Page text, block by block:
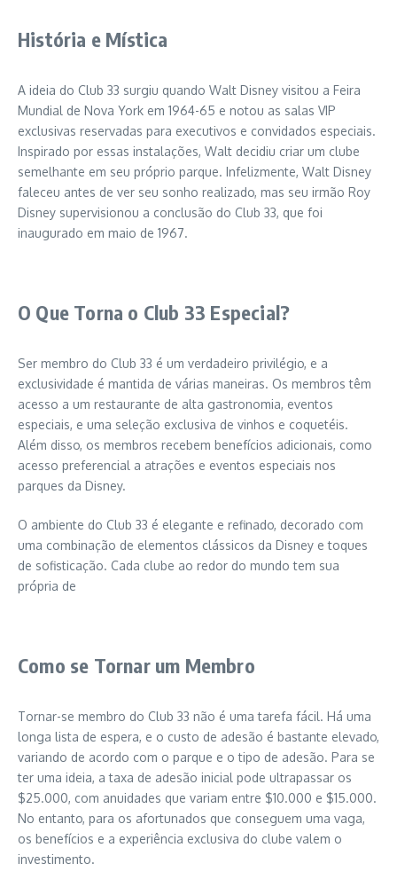
História e Mística
A ideia do Club 33 surgiu quando Walt Disney visitou a Feira
Mundial de Nova York em 1964-65 e notou as salas VIP
exclusivas reservadas para executivos e convidados especiais.
Inspirado por essas instalações, Walt decidiu criar um clube
semelhante em seu próprio parque. Infelizmente, Walt Disney
faleceu antes de ver seu sonho realizado, mas seu irmão Roy
Disney supervisionou a conclusão do Club 33, que foi
inaugurado em maio de 1967.
O Que Torna o Club 33 Especial?
Ser membro do Club 33 é um verdadeiro privilégio, e a
exclusividade é mantida de várias maneiras. Os membros têm
acesso a um restaurante de alta gastronomia, eventos
especiais, e uma seleção exclusiva de vinhos e coquetéis.
Além disso, os membros recebem benefícios adicionais, como
acesso preferencial a atrações e eventos especiais nos
parques da Disney.
O ambiente do Club 33 é elegante e refinado, decorado com
uma combinação de elementos clássicos da Disney e toques
de sofisticação. Cada clube ao redor do mundo tem sua
própria de
Como se Tornar um Membro
Tornar-se membro do Club 33 não é uma tarefa fácil. Há uma
longa lista de espera, e o custo de adesão é bastante elevado,
variando de acordo com o parque e o tipo de adesão. Para se
ter uma ideia, a taxa de adesão inicial pode ultrapassar os
$25.000, com anuidades que variam entre $10.000 e $15.000.
No entanto, para os afortunados que conseguem uma vaga,
os benefícios e a experiência exclusiva do clube valem o
investimento.